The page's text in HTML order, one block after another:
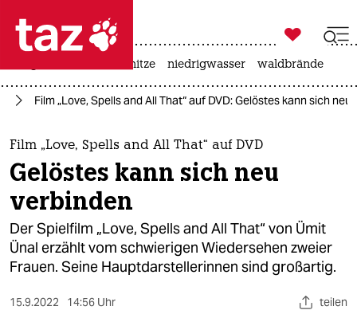
 taz zahl ich
taz zahl ich
themen
politik
öko
gesellschaft

taz zahl ich
hitze niedrigwasser waldbrände
Film „Love, Spells and All That“ auf DVD: Gelöstes kann sich neu
Film „Love, Spells and All That“ auf DVD
Gelöstes kann sich neu
verbinden
Der Spielfilm „Love, Spells and All That“ von Ümit
Ünal erzählt vom schwierigen Wiedersehen zweier
Frauen. Seine Hauptdarstellerinnen sind großartig.
15.9.2022 14:56 Uhr teilen